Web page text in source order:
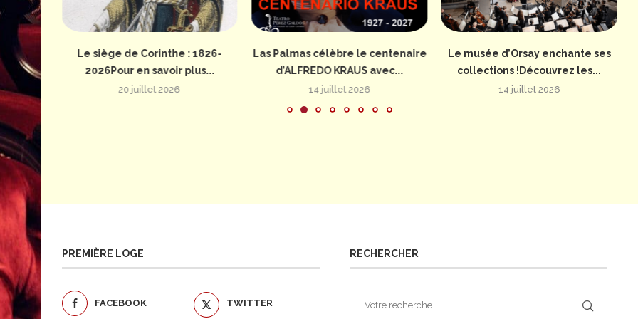
Le siège de Corinthe : 1826-
2026Pour en savoir plus...
20 juillet 2026
Las Palmas célèbre le centenaire
d’ALFREDO KRAUS avec...
14 juillet 2026
Le musée d’Orsay enchante ses
collections !Découvrez les...
14 juillet 2026
PREMIÈRE LOGE
FACEBOOK TWITTER
RECHERCHER